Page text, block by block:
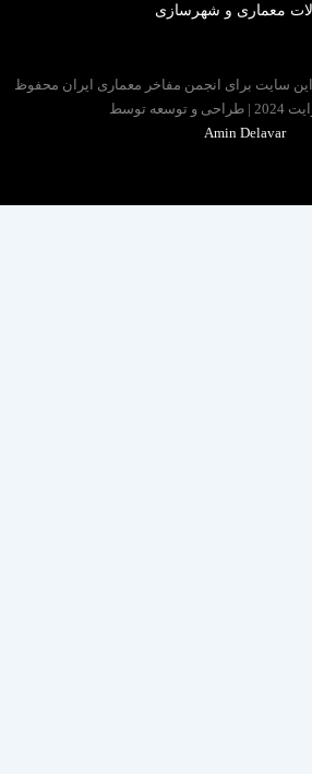
و شهرسازی
برای انجمن مفاخر معماری ایران محفوظ
Amin